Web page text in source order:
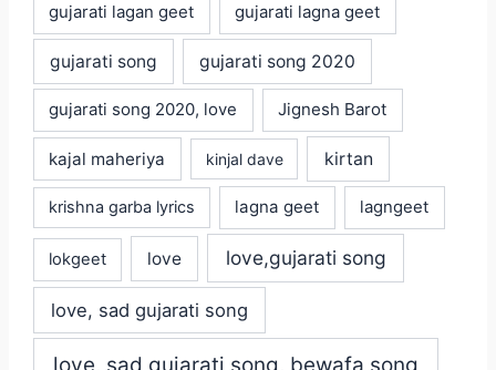
gujarati lagan geet gujarati lagna geet
gujarati song gujarati song 2020
gujarati song 2020, love Jignesh Barot
kajal maheriya kinjal dave kirtan
krishna garba lyrics lagna geet lagngeet
lokgeet love love,gujarati song
love, sad gujarati song